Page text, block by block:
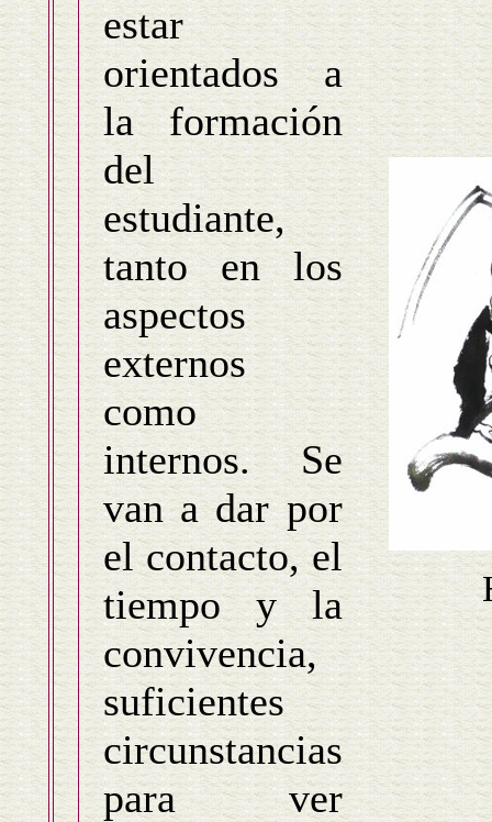
estar
orientados a
la formación
del
estudiante,
tanto en los
aspectos
externos
como
internos. Se
van a dar por
el contacto, el
tiempo y la
convivencia,
suficientes
circunstancias
para ver